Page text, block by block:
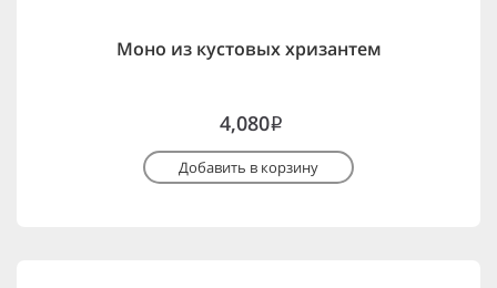
Моно из кустовых хризантем
4,080i
Добавить в корзину